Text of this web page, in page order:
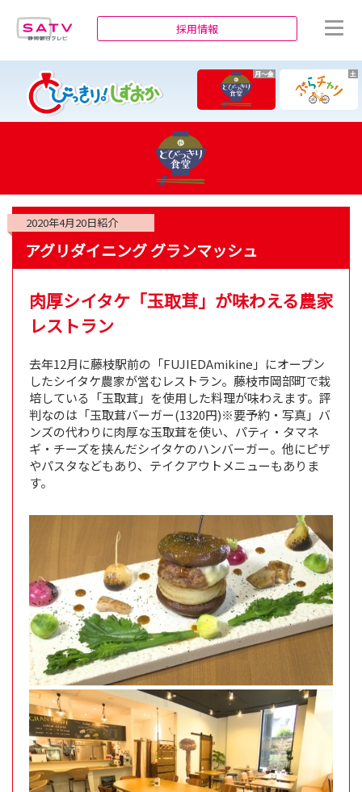
採用情報
月～金 土
2020年4月20日紹介
アグリダイニング グランマッシュ
肉厚シイタケ「玉取茸」が味わえる農家
レストラン
去年12月に藤枝駅前の「FUJIEDAmikine」にオープン
したシイタケ農家が営むレストラン。藤枝市岡部町で栽
培している「玉取茸」を使用した料理が味わえます。評
判なのは「玉取茸バーガー(1320円)※要予約・写真」バ
ンズの代わりに肉厚な玉取茸を使い、パティ・タマネ
ギ・チーズを挟んだシイタケのハンバーガー。他にピザ
やパスタなどもあり、テイクアウトメニューもありま
す。